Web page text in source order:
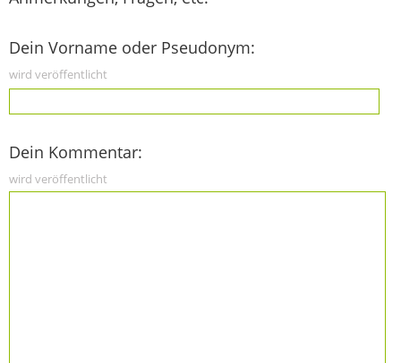
Dein Vorname oder Pseudonym:
wird veröffentlicht
Dein Kommentar:
wird veröffentlicht